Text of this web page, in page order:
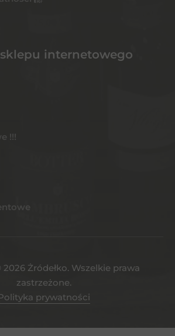
!!!
Żródełko. Wszelkie prawa
zastrzeżone.
prywatności